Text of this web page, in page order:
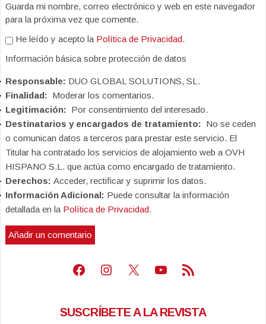
Guarda mi nombre, correo electrónico y web en este navegador
para la próxima vez que comente.
He leído y acepto la Política de Privacidad.
Información básica sobre protección de datos
Responsable: DUO GLOBAL SOLUTIONS, SL.
Finalidad: Moderar los comentarios.
Legitimación: Por consentimiento del interesado.
Destinatarios y encargados de tratamiento: No se ceden
o comunican datos a terceros para prestar este servicio. El
Titular ha contratado los servicios de alojamiento web a OVH
HISPANO S.L. que actúa como encargado de tratamiento.
Derechos: Acceder, rectificar y suprimir los datos.
Información Adicional: Puede consultar la información
detallada en la Política de Privacidad.
Facebook
Instagram
X Youtube
Feed RSS
SUSCRÍBETE A LA REVISTA